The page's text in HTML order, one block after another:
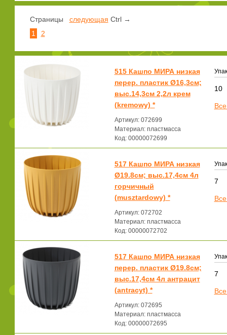
Страницы следующая Ctrl →
1
2
515 Кашпо МИРА низкая
перер. пластик Ø16,3см;
выс.14,3см 2,2л крем
(kremowy) *
Артикул: 072699
Материал: пластмасса
Код: 00000072699
10
517 Кашпо МИРА низкая
Ø19.8см; выс.17,4см 4л
горчичный
(musztardowy) *
Артикул: 072702
Материал: пластмасса
Код: 00000072702
7
517 Кашпо МИРА низкая
перер. пластик Ø19.8см;
выс.17,4см 4л антрацит
(antracyt) *
Артикул: 072695
Материал: пластмасса
Код: 00000072695
7